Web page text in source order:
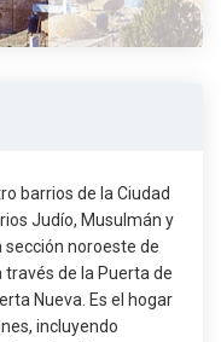
barrios de la Ciudad
Judío, Musulmán y
sección noroeste de
través de la Puerta de
Nueva. Es el hogar
incluyendo